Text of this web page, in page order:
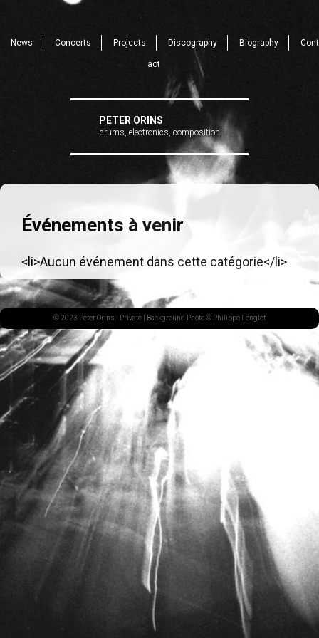
News Concerts Projects Discography Biography Cont
act
PETER ORINS
drums, electronics, composition
Événements à venir
<li>Aucun événement dans cette catégorie</li>
© 2023 Peter Orins | Private | Background Photo © Philippe Lenglet